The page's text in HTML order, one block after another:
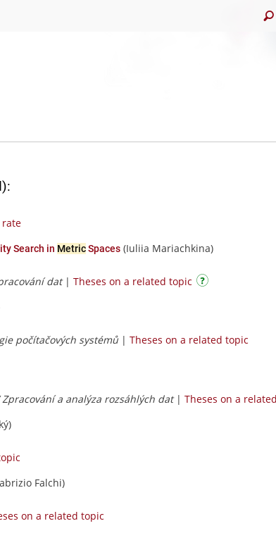
rate
Search in MetricSpaces (Iuliia Mariachkina)
dat| Theses on a related topic
počítačových systémů | Theses on a related topic
a analýza rozsáhlých dat| Theses on a
Falchi)
on a related topic